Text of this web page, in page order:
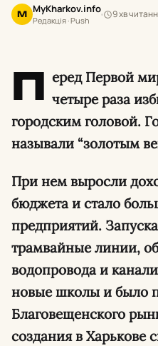
M MyKharkov.info
Редакція · Push
9 хв
П еред Первой
четыре раза
городским головой.
называли “золотым
При нем выросли
бюджета и стало
предприятий.
трамвайные линии,
водопровода и
новые школы и было
Благовещенского
создания в Харькове